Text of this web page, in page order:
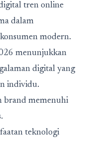
tren online
dalam
modern.
menunjukkan
digital yang
individu.
brand memenuhi
teknologi